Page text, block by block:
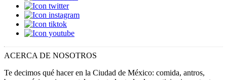
ACERCA DE NOSOTROS
Te decimos qué hacer en la Ciudad de México: comida, antros,